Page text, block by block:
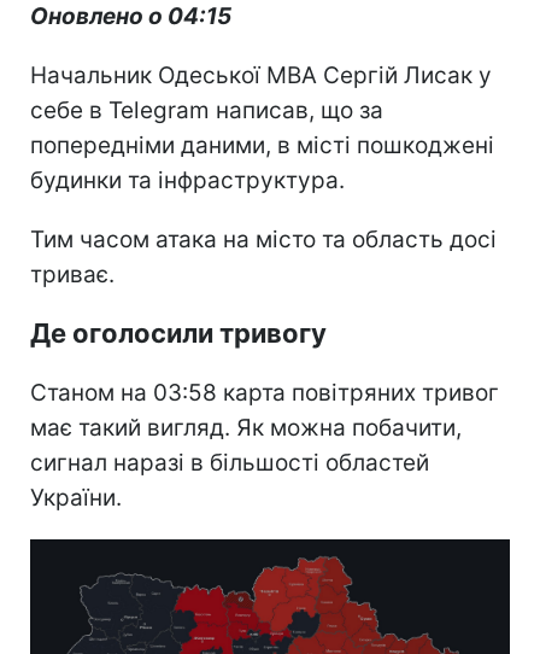
Оновлено о 04:15
Начальник Одеської МВА Сергій Лисак у
себе в Telegram написав, що за
попередніми даними, в місті пошкоджені
будинки та інфраструктура.
Тим часом атака на місто та область досі
триває.
Де оголосили тривогу
Станом на 03:58 карта повітряних тривог
має такий вигляд. Як можна побачити,
сигнал наразі в більшості областей
України.